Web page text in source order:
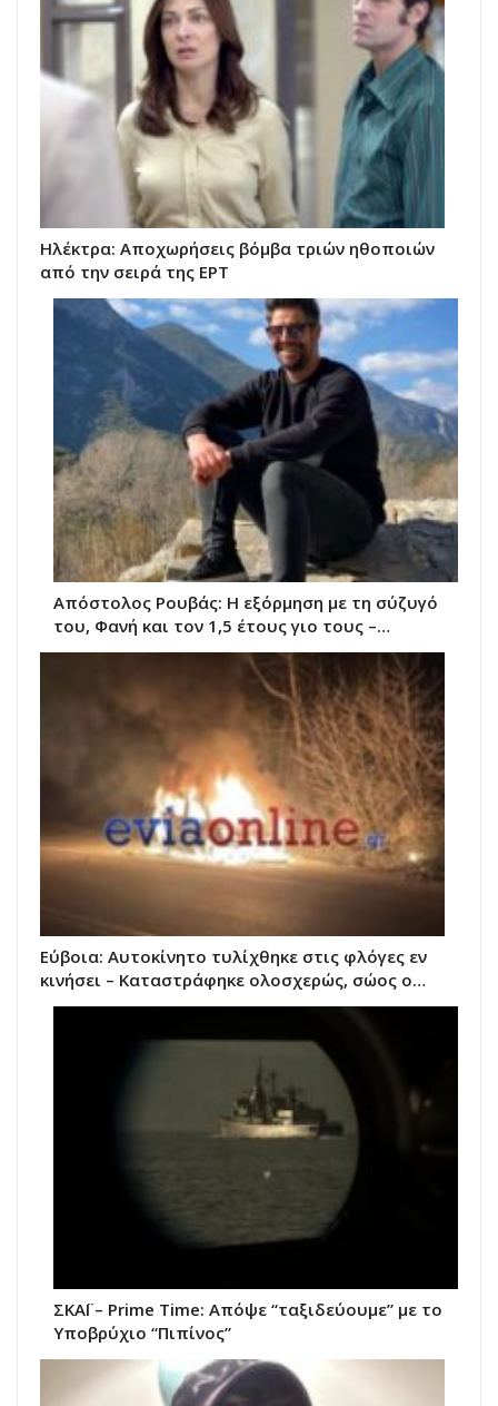
Ηλέκτρα: Αποχωρήσεις βόμβα τριών ηθοποιών
από την σειρά της ΕΡΤ
Απόστολος Ρουβάς: Η εξόρμηση με τη σύζυγό
του, Φανή και τον 1,5 έτους γιο τους –…
Εύβοια: Αυτοκίνητο τυλίχθηκε στις φλόγες εν
κινήσει – Καταστράφηκε ολοσχερώς, σώος ο…
ΣΚΑΪ – Prime Time: Απόψε “ταξιδεύουμε” με το
Υποβρύχιο “Πιπίνος”